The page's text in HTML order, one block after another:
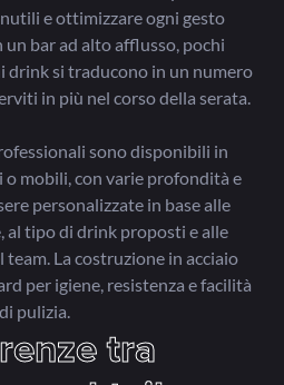
e ottimizzare ogni gesto
bar ad alto afflusso, pochi
drink si traducono in un numero
in più nel corso della serata.
sono disponibili in
o mobili, con varie profondità e
personalizzate in base alle
al tipo di drink proposti e alle
La costruzione in acciaio
per igiene, resistenza e facilità
di pulizia.
tra